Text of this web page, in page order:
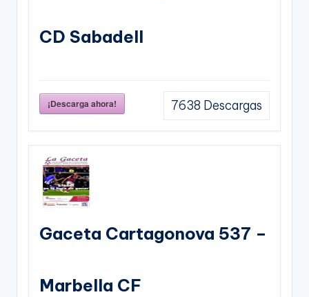
CD Sabadell
¡Descarga ahora! 7638 Descargas
Gaceta Cartagonova 537 –
Marbella CF